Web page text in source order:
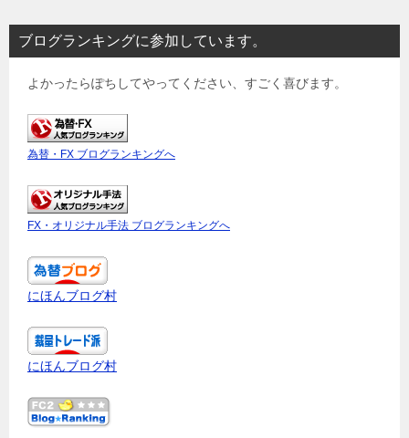
ブログランキングに参加しています。
よかったらぽちしてやってください、すごく喜びます。
為替・FX ブログランキングへ
FX・オリジナル手法 ブログランキングへ
にほんブログ村
にほんブログ村